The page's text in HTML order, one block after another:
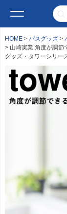
HOME バスグッズ
山崎実業 角度が調節
グッズ・タワーシリー